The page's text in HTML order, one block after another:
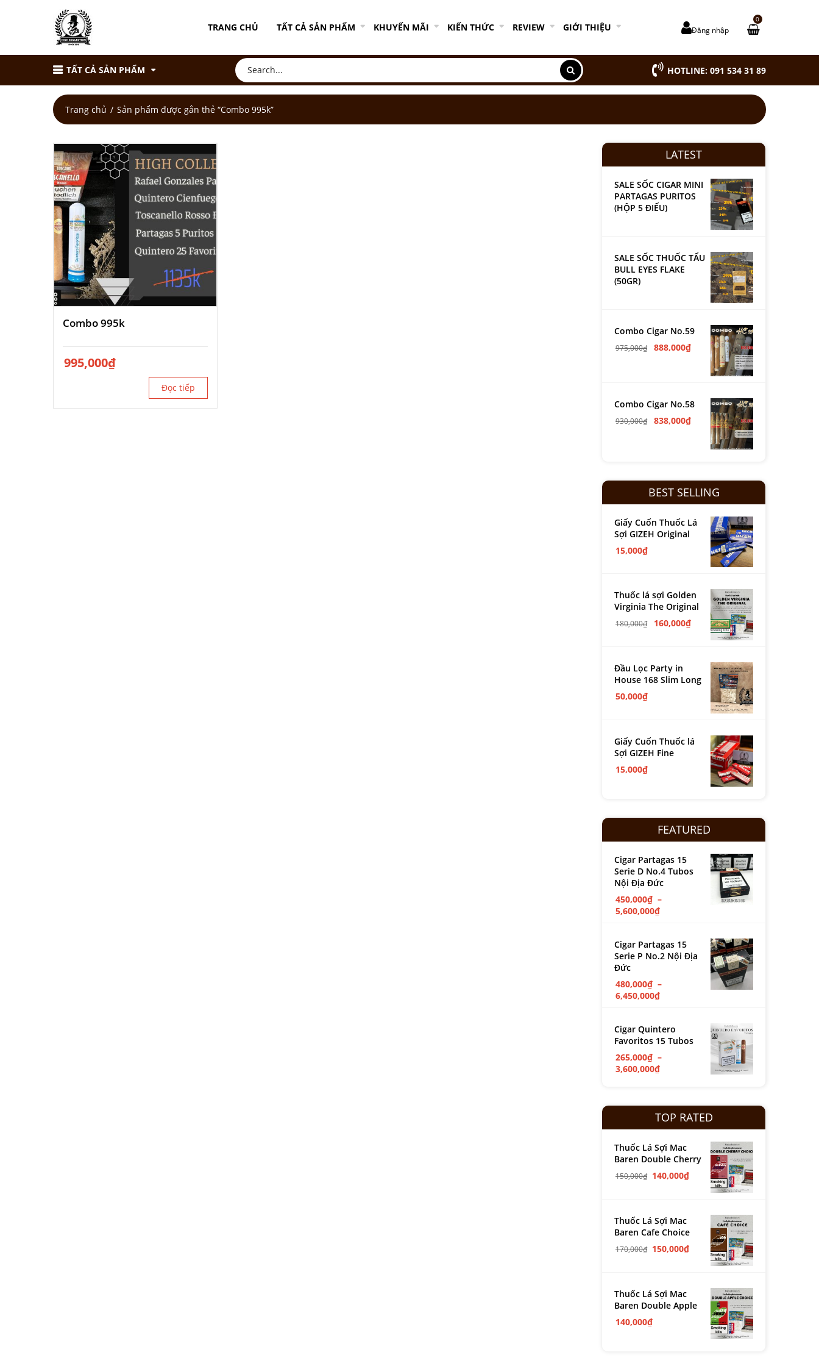
TRANG CHỦ TẤT CẢ SẢN PHẨM KHUYẾN MÃI KIẾN THỨC REVIEW GIỚI THIỆU Đăng nhập
0
TẤT CẢ SẢN PHẨM HOTLINE: 091 534 31 89
Trang chủ Sản phẩm được gắn thẻ “Combo 995k”
Combo 995k
995,000₫
Đọc tiếp
LATEST
SALE SỐC CIGAR MINI
PARTAGAS PURITOS
(HỘP 5 ĐIẾU)
SALE SỐC THUỐC TẨU
BULL EYES FLAKE
(50GR)
Combo Cigar No.59
975,000₫ 888,000₫
Combo Cigar No.58
930,000₫ 838,000₫
BEST SELLING
Giấy Cuốn Thuốc Lá
Sợi GIZEH Original
15,000₫
Thuốc lá sợi Golden
Virginia The Original
180,000₫ 160,000₫
Đầu Lọc Party in
House 168 Slim Long
50,000₫
Giấy Cuốn Thuốc lá
Sợi GIZEH Fine
15,000₫
FEATURED
Cigar Partagas 15
Serie D No.4 Tubos
Nội Địa Đức
450,000₫ –
5,600,000₫
Cigar Partagas 15
Serie P No.2 Nội Địa
Đức
480,000₫ –
6,450,000₫
Cigar Quintero
Favoritos 15 Tubos
265,000₫ –
3,600,000₫
TOP RATED
Thuốc Lá Sợi Mac
Baren Double Cherry
150,000₫ 140,000₫
Thuốc Lá Sợi Mac
Baren Cafe Choice
170,000₫ 150,000₫
Thuốc Lá Sợi Mac
Baren Double Apple
140,000₫